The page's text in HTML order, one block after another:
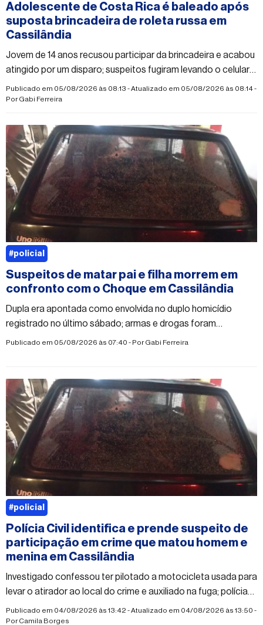
Adolescente de Costa Rica é baleado após
suposta brincadeira de roleta russa em
Cassilândia
Jovem de 14 anos recusou participar da brincadeira e acabou
atingido por um disparo; suspeitos fugiram levando o celular
da vítima
Publicado em 05/08/2026 às 08:13 - Atualizado em 05/08/2026 às 08:14 -
PorGabi Ferreira
Suspeitos de matar pai e filha morrem em
confronto com o Choque em Cassilândia
Dupla era apontada como envolvida no duplo homicídio
registrado no último sábado; armas e drogas foram
apreendidas
Publicado em 05/08/2026 às 07:40 - PorGabi Ferreira
#policial
Polícia Civil identifica e prende suspeito de
participação em crime que matou homem e
menina em Cassilândia
Investigado confessou ter pilotado a motocicleta usada para
levar o atirador ao local do crime e auxiliado na fuga; polícia
segue em busca do autor dos disparos
Publicado em 04/08/2026 às 13:42 - Atualizado em 04/08/2026 às 13:50 -
PorCamila Borges
#policial